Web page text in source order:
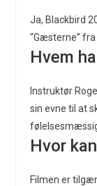
Ja, Blackbird
“Gæsterne” fra
Hvem
Instruktør
sin evne til at
Hvor
Filmen er